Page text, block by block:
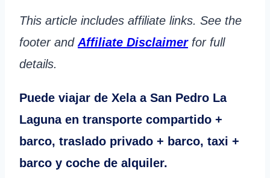
This article includes affiliate links. See the
footer and Affiliate Disclaimerfor full
details.
Puede viajar de Xela a San Pedro La
Laguna en transporte compartido +
barco, traslado privado + barco, taxi +
barco y coche de alquiler.